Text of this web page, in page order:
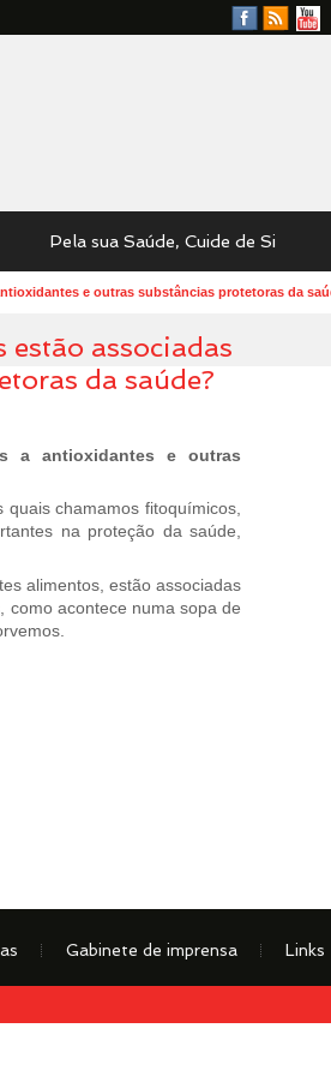
Facebook
RSS
Pela sua Saúde, Cuide de Si
e outras substâncias protetoras da
associadas
da saúde?
a antioxidantes e outras
chamamos fitoquímicos,
na proteção da saúde,
alimentos, estão associadas
como acontece numa sopa de
Gabinete de imprensa Links